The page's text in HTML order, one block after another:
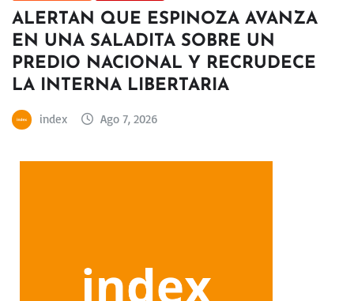
ALERTAN QUE ESPINOZA AVANZA
EN UNA SALADITA SOBRE UN
PREDIO NACIONAL Y RECRUDECE
LA INTERNA LIBERTARIA
index Ago 7, 2026